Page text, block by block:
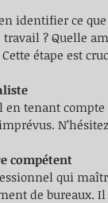
identifier ce
travail ? Quelle
étape est
en tenant
compétent
qui
de bureaux.